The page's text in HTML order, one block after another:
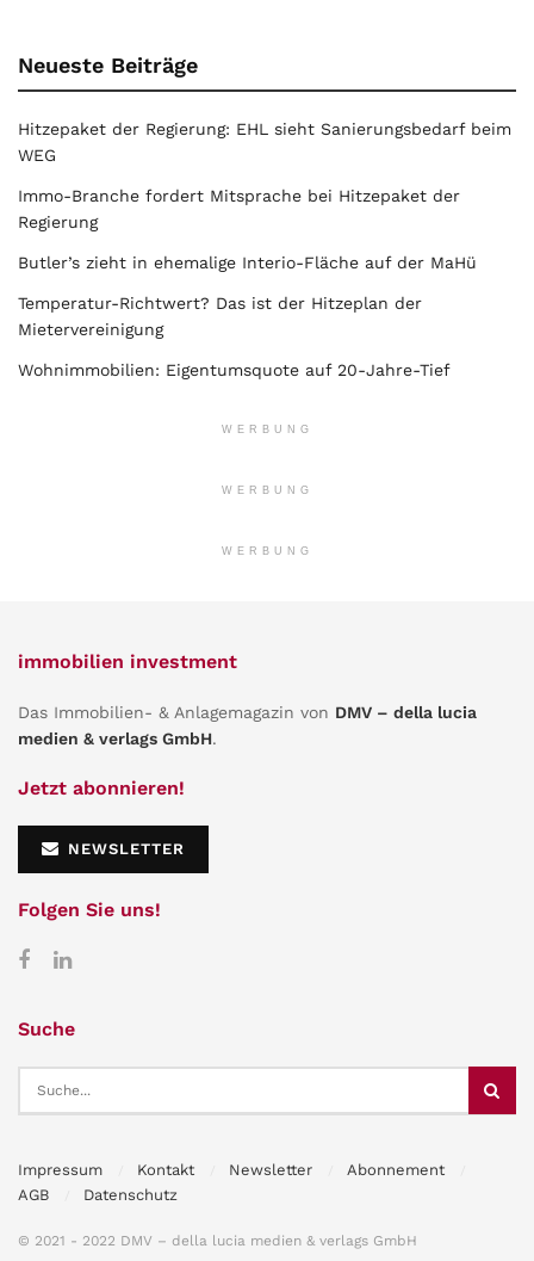
Neueste Beiträge
Hitzepaket der Regierung: EHL sieht Sanierungsbedarf beim
WEG
Immo-Branche fordert Mitsprache bei Hitzepaket der
Regierung
Butler’s zieht in ehemalige Interio-Fläche auf der MaHü
Temperatur-Richtwert? Das ist der Hitzeplan der
Mietervereinigung
Wohnimmobilien: Eigentumsquote auf 20-Jahre-Tief
WERBUNG
WERBUNG
WERBUNG
immobilien investment
Das Immobilien- & Anlagemagazin von DMV – della lucia
medien & verlags GmbH.
Jetzt abonnieren!
NEWSLETTER
Folgen Sie uns!
Suche
Impressum Kontakt Newsletter
Abonnement
AGB
Datenschutz
© 2021 - 2022 DMV – della lucia medien & verlags GmbH